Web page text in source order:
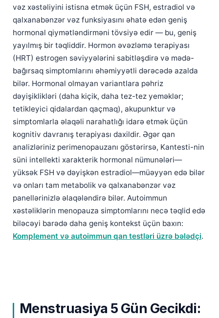
vəz xəstəliyini istisna etmək üçün FSH, estradiol və
qalxanabənzər vəz funksiyasını əhatə edən geniş
hormonal qiymətləndirməni tövsiyə edir — bu, geniş
yayılmış bir təqliddir. Hormon əvəzləmə terapiyası
(HRT) estrogen səviyyələrini sabitləşdirə və mədə-
bağırsaq simptomlarını əhəmiyyətli dərəcədə azalda
bilər. Hormonal olmayan variantlara pəhriz
dəyişiklikləri (daha kiçik, daha tez-tez yeməklər;
tetikleyici qidalardan qaçmaq), akupunktur və
simptomlarla əlaqəli narahatlığı idarə etmək üçün
kognitiv davranış terapiyası daxildir. Əgər qan
analizləriniz perimenopauzanı göstərirsə, Kantesti-nin
süni intellekti xarakterik hormonal nümunələri—
yüksək FSH və dəyişkən estradiol—müəyyən edə bilər
və onları tam metabolik və qalxanabənzər vəz
panellərinizlə əlaqələndirə bilər. Autoimmun
xəstəliklərin menopauza simptomlarını necə təqlid edə
biləcəyi barədə daha geniş kontekst üçün baxın:
Komplement və autoimmun qan testləri üzrə bələdçi.
Menstruasiya 5 Gün Gecikdi: